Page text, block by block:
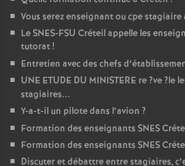
Vous serez enseignant ou cpe stagiaire
LeSNES-FSU Créteil appelle les
tutorat!
Entretien avec des chefs
UNE ETUDE DU MINISTERE re?ve?le
stagiaires...
Y-a-t-il un pilote dans l’avion ?
Formation des enseignants SNES
Formation des enseignants SNES
Discuter et débattre entre stagiaires,